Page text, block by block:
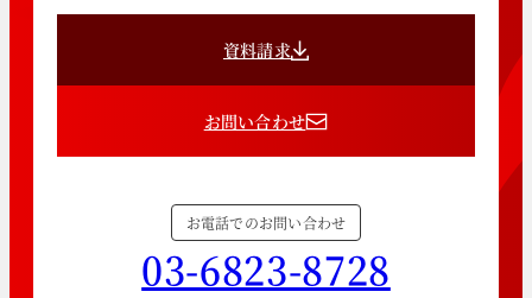
資料請求
お問い合わせ
お電話でのお問い合わせ
03-6823-8728